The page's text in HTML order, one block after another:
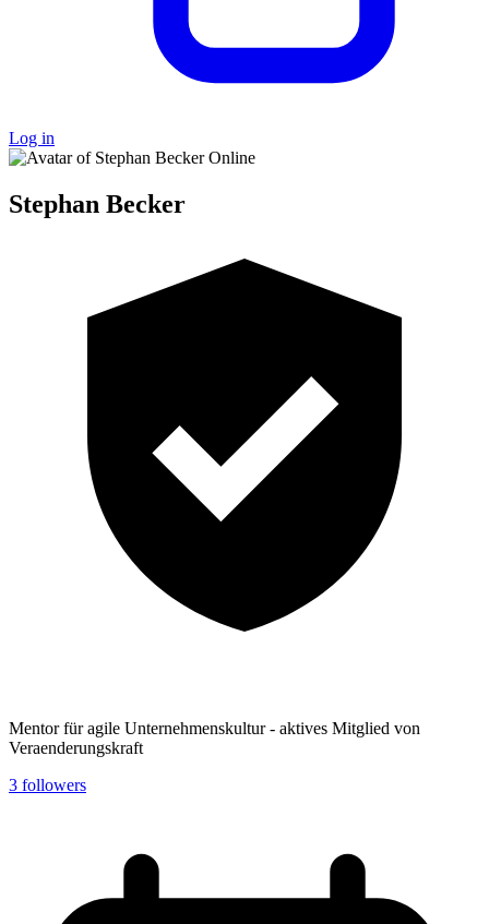
Log in
Online
Stephan Becker
Mentor für agile Unternehmenskultur - aktives Mitglied von
Veraenderungskraft
3 followers